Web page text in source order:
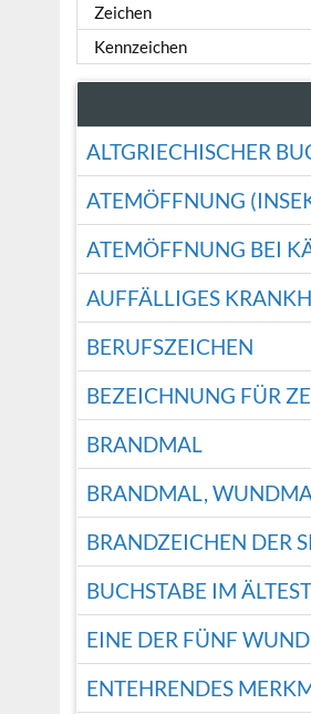
Zeichen
Kennzeichen
ALTGRIECHISCHER
ATEMÖFFNUNG
ATEMÖFFNUNG BEI
AUFFÄLLIGES
BERUFSZEICHEN
BEZEICHNUNG FÜR
BRANDMAL
BRANDMAL,
BRANDZEICHEN DER
BUCHSTABE IM
EINE DER FÜNF
ENTEHRENDES